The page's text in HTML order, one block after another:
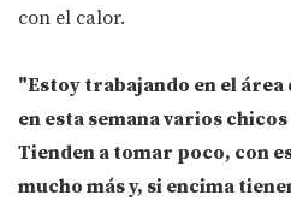
con el calor.
"Estoy trabajando en el
en esta semana varios
Tienden a tomar poco, con
mucho más y, si encima